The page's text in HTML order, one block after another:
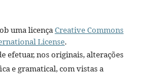
uma licençaCreative Commons
License.
efetuar, nos originais, alterações
e gramatical, com vistas a